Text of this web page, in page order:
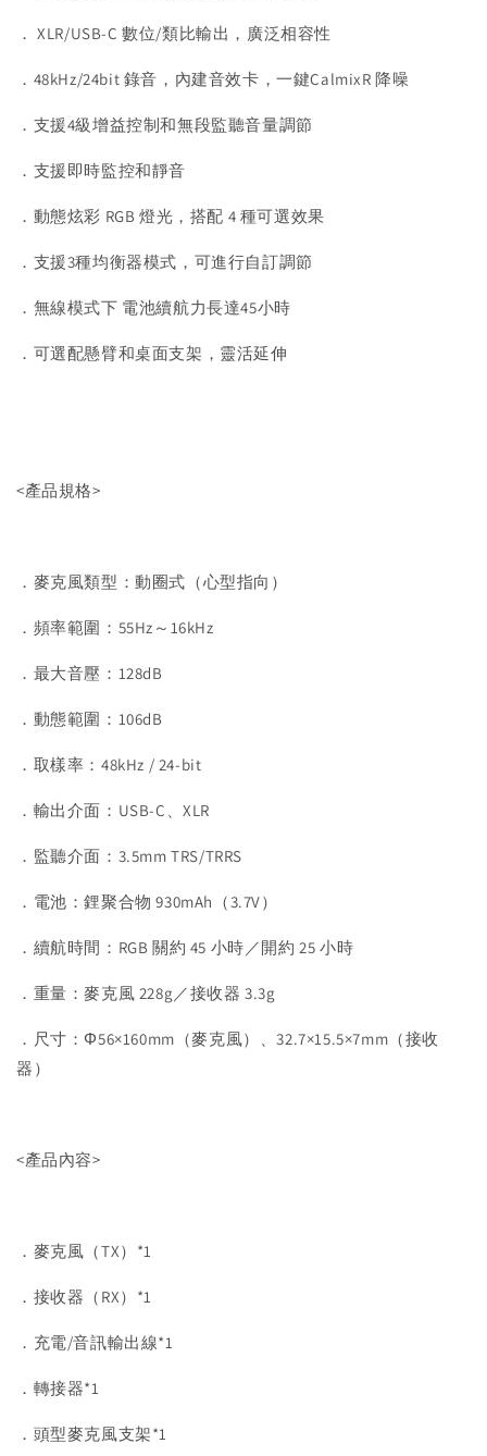
． XLR/USB-C 數位/類比輸出，廣泛相容性
．48kHz/24bit 錄音，內建音效卡，一鍵CalmixR 降噪
．支援4級增益控制和無段監聽音量調節
．支援即時監控和靜音
．動態炫彩 RGB 燈光，搭配 4 種可選效果
．支援3種均衡器模式，可進行自訂調節
．無線模式下 電池續航力長達45小時
．可選配懸臂和桌面支架，靈活延伸
<產品規格>
．麥克風類型：動圈式（心型指向）
．頻率範圍：55Hz～16kHz
．最大音壓：128dB
．動態範圍：106dB
．取樣率：48kHz / 24-bit
．輸出介面：USB-C、XLR
．監聽介面：3.5mm TRS/TRRS
．電池：鋰聚合物 930mAh（3.7V）
．續航時間：RGB 關約 45 小時／開約 25 小時
．重量：麥克風 228g／接收器 3.3g
．尺寸：Φ56×160mm（麥克風）、32.7×15.5×7mm（接收
器）
<產品內容>
．麥克風（TX）*1
．接收器（RX）*1
．充電/音訊輸出線*1
．轉接器*1
．頭型麥克風支架*1